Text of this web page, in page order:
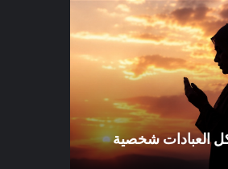
العبادات شخصية